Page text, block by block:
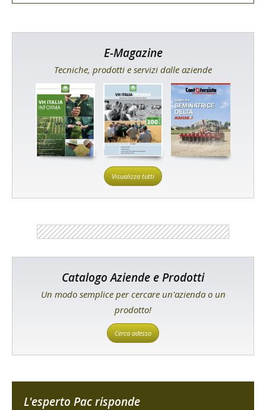
E-Magazine
Tecniche, prodotti e servizi dalle aziende
Visualizza tutti
Catalogo Aziende e Prodotti
Un modo semplice per cercare un'azienda o un
prodotto!
Cerca adesso
L'esperto Pac risponde